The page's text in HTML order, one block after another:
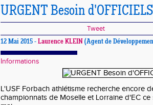
URGENT Besoin
Tweet
12 Mai 2015 - Laurence KLEIN (Agent de
Informations
L'USF Forbach athlétisme recherche encore
championnats de Moselle et Lorraine d'EC ce